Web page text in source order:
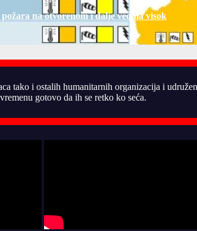
na otvorenom i dalje veoma visok
tako i ostalih humanitarnih organizacija i
gotovo da ih se retko ko seća.